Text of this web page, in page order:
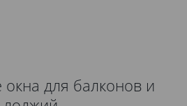
окна для балконов и